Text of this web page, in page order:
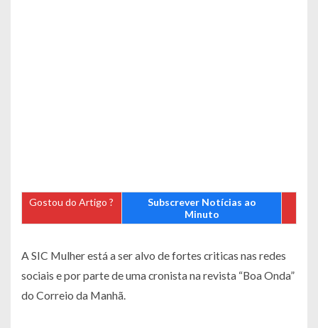
Gostou do Artigo ?
Subscrever Notícias ao
Minuto
A SIC Mulher está a ser alvo de fortes criticas nas redes
sociais e por parte de uma cronista na revista “Boa Onda”
do Correio da Manhã.